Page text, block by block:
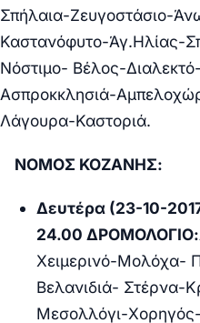
Σπήλαια-Ζευγοστάσιο-
Καστανόφυτο-Άγ.Ηλίας-
Νόστιμο- Βέλος-
Ασπροκκλησιά-
Λάγουρα-Καστοριά.
ΝΟΜΟΣ ΚΟΖΑΝΗΣ:
Δευτέρα (23-10-
24.00 ΔΡΟΜΟΛΟΓΙΟ:
Χειμερινό-Μολόχα-
Βελανιδιά- Στέρνα-
Μεσολλόγι-